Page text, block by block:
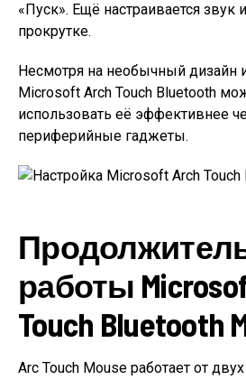
«Пуск». Ещё настраивается звук
прокрутке.
Несмотря на необычный дизайн
Microsoft Arch Touch Bluetooth
использовать её эффективнее
периферийные гаджеты.
работы
Touch Bluetooth
Arc Touch Mouse работает от